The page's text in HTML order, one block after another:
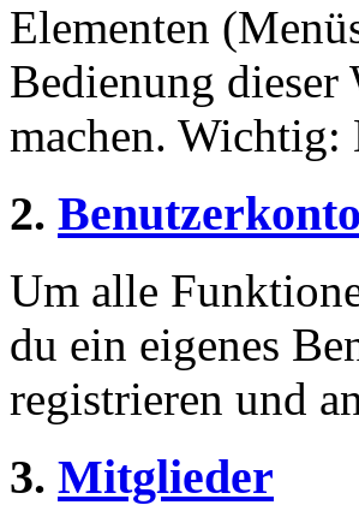
Elementen
Bedienung
machen. Wichtig:
2.
Um alle
du ein eigenes
registrieren und
3. Mitglieder